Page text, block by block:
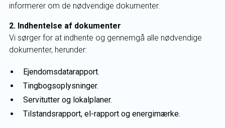
informerer om de nødvendige dokumenter.
2. Indhentelse af dokumenter
Vi sørger for at indhente og gennemgå alle nødvendige
dokumenter, herunder:
Ejendomsdatarapport.
Tingbogsoplysninger.
Servitutter og lokalplaner.
Tilstandsrapport, el-rapport og energimærke.